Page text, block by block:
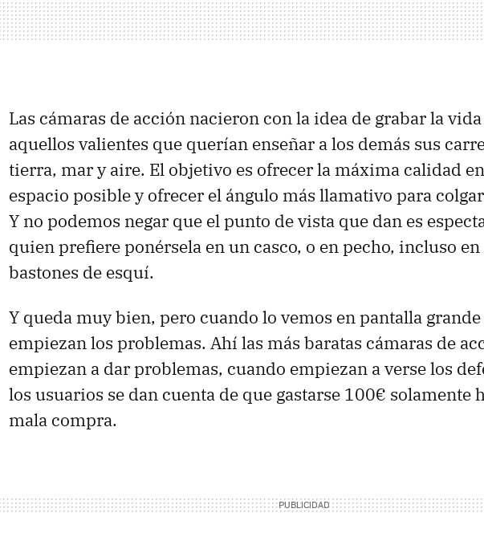
Las cámaras de acción nacieron con la idea de grabar la
aquellos valientes que querían enseñar a los demás sus
tierra, mar y aire. El objetivo es ofrecer la máxima calidad
espacio posible y ofrecer el ángulo más llamativo para
Y no podemos negar que el punto de vista que dan es
quien prefiere ponérsela en un casco, o en pecho, incluso
bastones de esquí.
Y queda muy bien, pero cuando lo vemos en pantalla
empiezan los problemas. Ahí las más baratas cámaras de
empiezan a dar problemas, cuando empiezan a verse los
los usuarios se dan cuenta de que gastarse 100€ solamente
mala compra.